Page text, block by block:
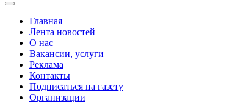
Главная
Лента новостей
О нас
Вакансии, услуги
Реклама
Контакты
Подписаться на газету
Организации